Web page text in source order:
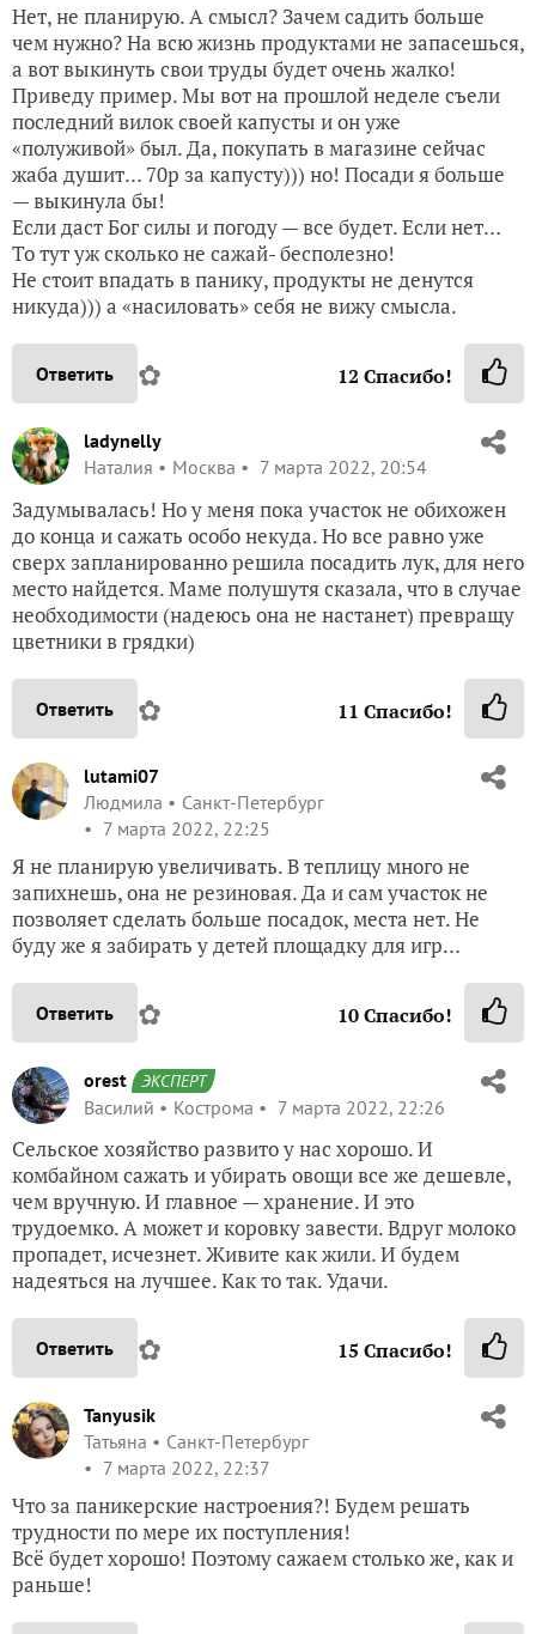
Нет, не планирую. А смысл? Зачем садить больше
чем нужно? На всю жизнь продуктами не запасешься,
а вот выкинуть свои труды будет очень жалко!
Приведу пример. Мы вот на прошлой неделе съели
последний вилок своей капусты и он уже
«полуживой» был. Да, покупать в магазине сейчас
жаба душит… 70р за капусту))) но! Посади я больше
— выкинула бы!
Если даст Бог силы и погоду — все будет. Если нет…
То тут уж сколько не сажай- бесполезно!
Не стоит впадать в панику, продукты не денутся
никуда))) а «насиловать» себя не вижу смысла.
Ответить ✿ 12 Спасибо!
ladynelly
Наталия
Москва 7 марта 2022, 20:54
Задумывалась! Но у меня пока участок не обихожен
до конца и сажать особо некуда. Но все равно уже
сверх запланированно решила посадить лук, для него
место найдется. Маме полушутя сказала, что в случае
необходимости (надеюсь она не настанет) превращу
цветники в грядки)
Ответить ✿ 11 Спасибо!
lutami07
Людмила
Санкт-Петербург
7 марта 2022, 22:25
Я не планирую увеличивать. В теплицу много не
запихнешь, она не резиновая. Да и сам участок не
позволяет сделать больше посадок, места нет. Не
буду же я забирать у детей площадку для игр…
Ответить ✿ 10Спасибо!
orest ЭКСПЕРТ
Василий Кострома 7 марта 2022, 22:26
Сельское хозяйство развито у нас хорошо. И
комбайном сажать и убирать овощи все же дешевле,
чем вручную. И главное — хранение. И это
трудоемко. А может и коровку завести. Вдруг молоко
пропадет, исчезнет. Живите как жили. И будем
надеяться на лучшее. Как то так. Удачи.
Ответить ✿ 15 Спасибо!
Tanyusik
Татьяна
Санкт-Петербург
7 марта 2022, 22:37
Что за паникерские настроения?! Будем решать
трудности по мере их поступления!
Всё будет хорошо! Поэтому сажаем столько же, как и
раньше!